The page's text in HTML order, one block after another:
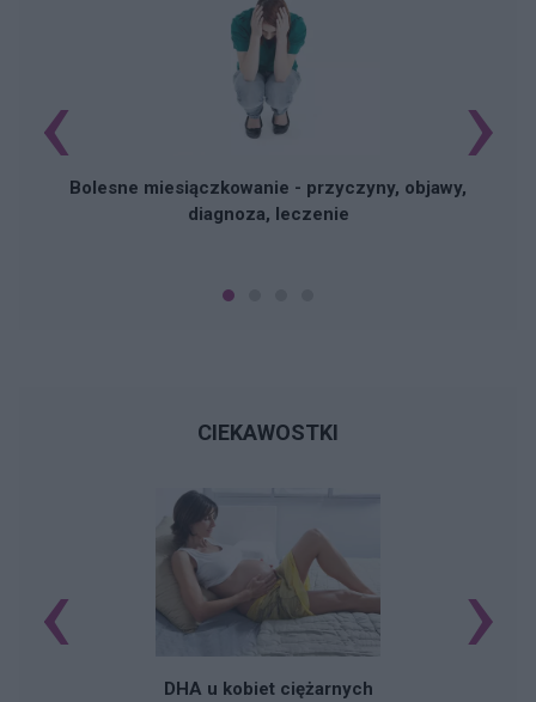
Bolesne miesiączkowanie - przyczyny, objawy,
diagnoza, leczenie
‹ ›
CIEKAWOSTKI
DHA u kobiet ciężarnych
‹ ›